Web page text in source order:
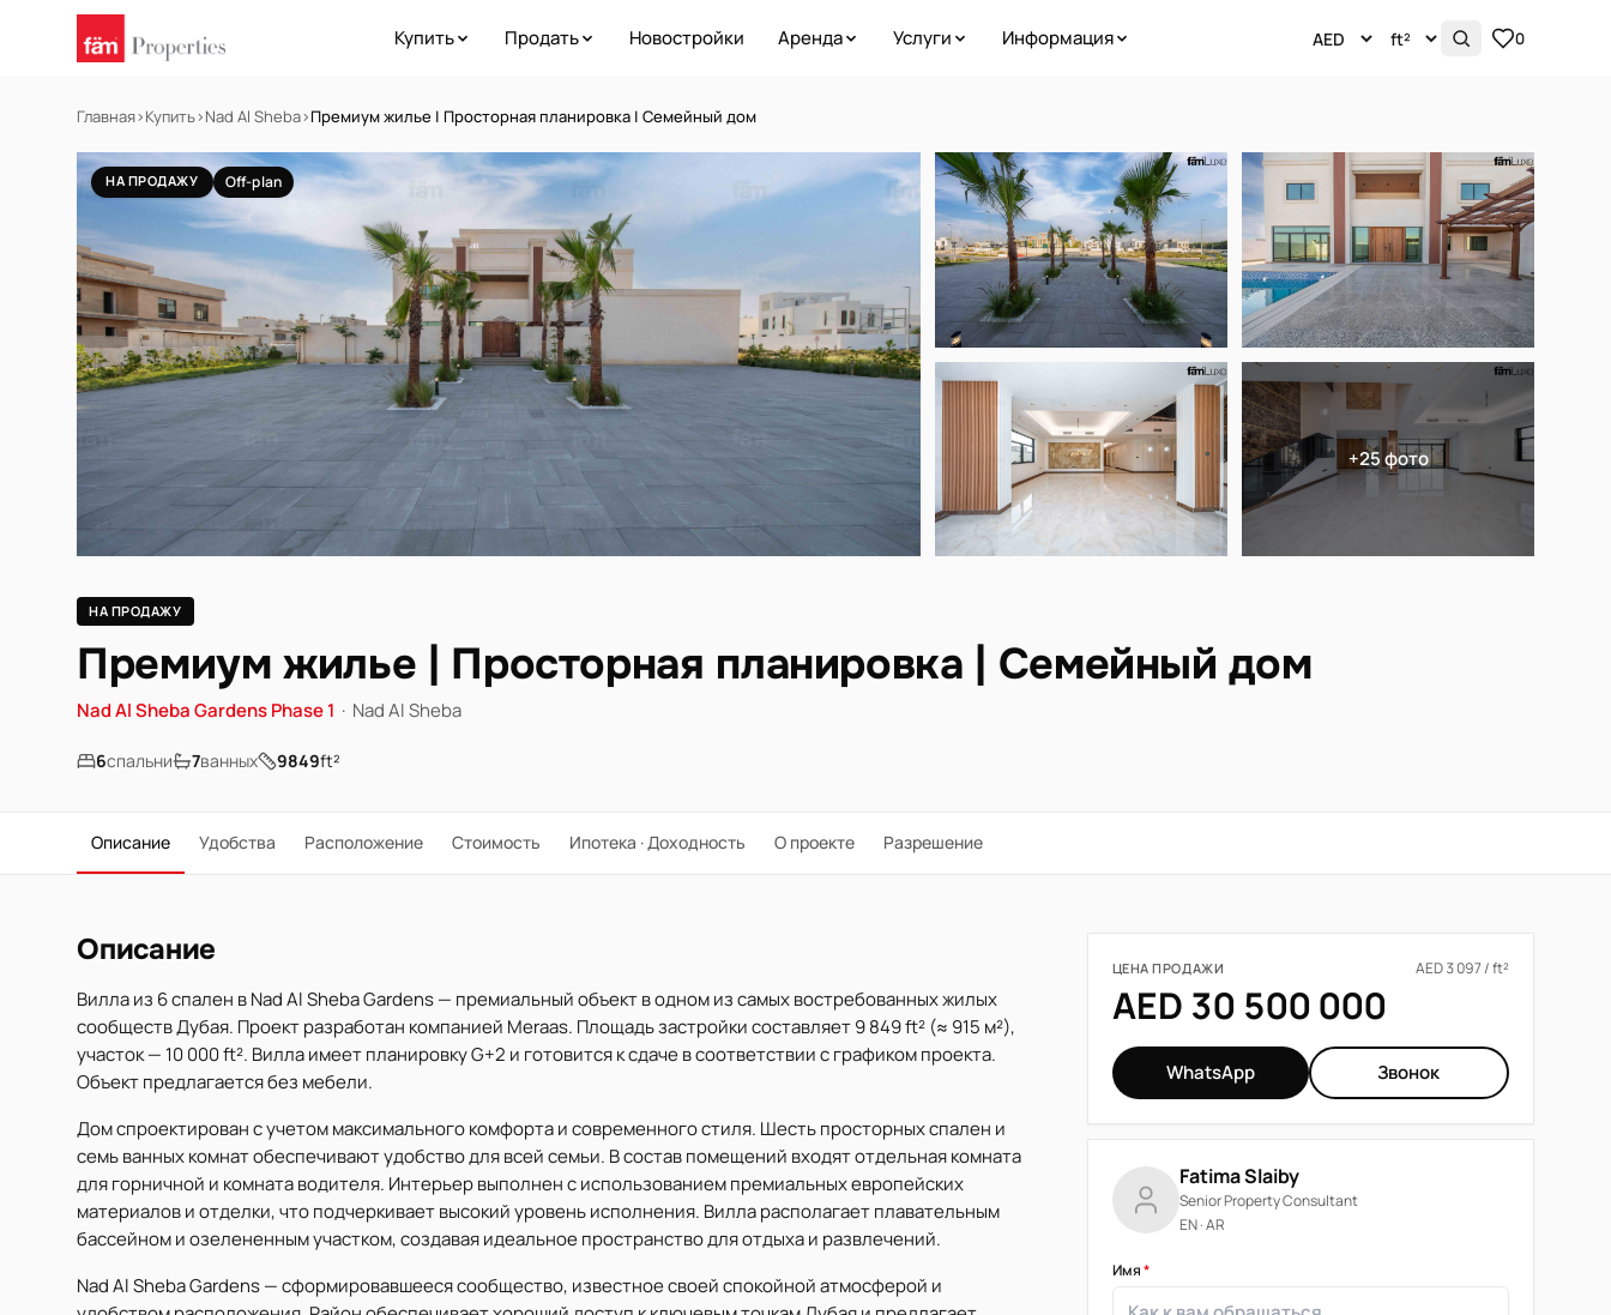
Купить Продать Новостройки Аренда Услуги Информация 0
Главная›Купить›Nad Al Sheba›Премиум жилье | Просторная планировка | Семейный дом
НА ПРОДАЖУ Off-plan
+25 фото
НА ПРОДАЖУ
Премиум жилье | Просторная планировка | Семейный дом
Nad Al Sheba Gardens Phase 1 · Nad Al Sheba
6спальни 7ванных 9849ft²
Описание Удобства Расположение Стоимость Ипотека · Доходность О проекте Разрешение
Описание
Вилла из 6 спален в Nad Al Sheba Gardens — премиальный объект в одном из самых востребованных жилых
сообществ Дубая. Проект разработан компанией Meraas. Площадь застройки составляет 9 849 ft² (≈ 915 м²),
участок — 10 000 ft². Вилла имеет планировку G+2 и готовится к сдаче в соответствии с графиком проекта.
Объект предлагается без мебели.
Дом спроектирован с учетом максимального комфорта и современного стиля. Шесть просторных спален и
семь ванных комнат обеспечивают удобство для всей семьи. В состав помещений входят отдельная комната
для горничной и комната водителя. Интерьер выполнен с использованием премиальных европейских
материалов и отделки, что подчеркивает высокий уровень исполнения. Вилла располагает плавательным
бассейном и озелененным участком, создавая идеальное пространство для отдыха и развлечений.
Nad Al Sheba Gardens — сформировавшееся сообщество, известное своей спокойной атмосферой и
ЦЕНА ПРОДАЖИ AED 3 097 / ft²
AED 30 500 000
WhatsApp Звонок
Fatima Slaiby
Senior Property Consultant
EN · AR
Имя*